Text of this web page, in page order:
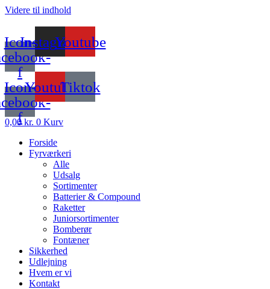
Videre til indhold
Icon-
f
InstagramYoutube
Icon-
f
YoutubeTiktok
0,00kr. 0 Kurv
Forside
Fyrværkeri
Alle
Udsalg
Sortimenter
Batterier & Compound
Raketter
Juniorsortimenter
Bomberør
Fontæner
Sikkerhed
Udlejning
Hvem er vi
Kontakt